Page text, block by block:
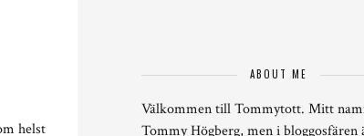
helst
ABOUT ME
Välkommen till Tommytott. Mitt
Tommy Högberg, men i bloggosfären